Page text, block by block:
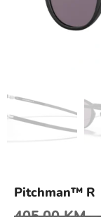
Pitchman™ R